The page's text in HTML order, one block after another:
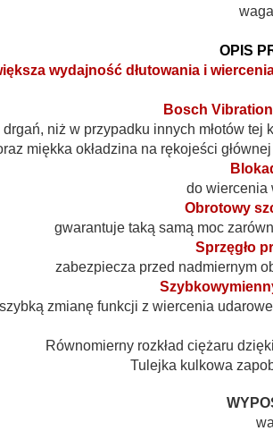
OPIS
wydajność dłutowania i
Bosch
niż w przypadku innych młotów
miękka okładzina na rękojeści
do wiercenia
Obrotowy
gwarantuje taką samą moc
Sprzęgło
zabezpiecza przed nadmiernym
zmianę funkcji z wiercenia
Równomierny rozkład ciężaru
Tulejka kulkowa